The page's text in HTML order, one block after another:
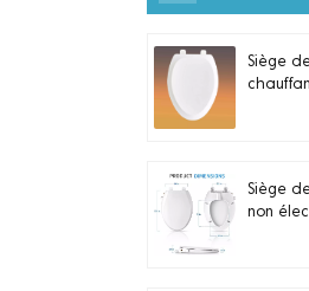
Siège
V
Siège
non